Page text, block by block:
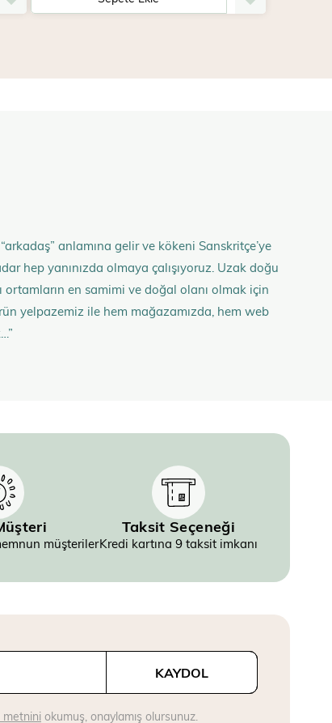
anlamına gelir ve kökeni Sanskritçe’ye
hep yanınızda olmaya çalışıyoruz. Uzak doğu
ortamların en samimi ve doğal olanı olmak için
yelpazemiz ile hem mağazamızda, hem web
müşteriler
Taksit Seçeneği
Kredi kartına 9 taksit imkanı
KAYDOL
metnini okumuş, onaylamış olursunuz.